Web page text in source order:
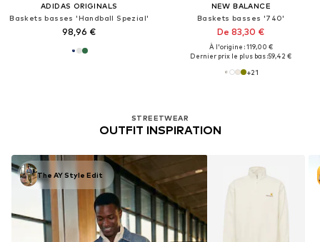
ADIDAS ORIGINALS
Baskets basses 'Handball Spezial'
98,96 €
NEW BALANCE
Baskets basses '740'
De 83,30 €
À l'origine : 119,00 €
Dernier prix le plus bas :59,42 €
+21
STREETWEAR
OUTFIT INSPIRATION
The AY Style Edit